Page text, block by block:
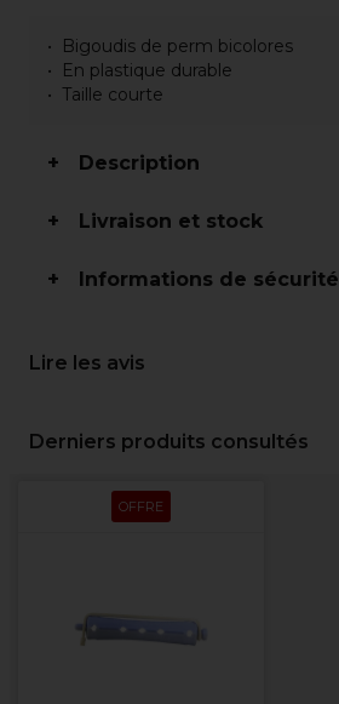
Bigoudis de perm bicolores
En plastique durable
Taille courte
Description
Livraison et stock
Informations de sécurité
Lire les avis
Derniers produits consultés
OFFRE